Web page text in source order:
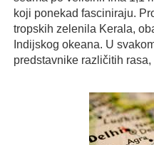
koji ponekad fasciniraju.
tropskih zelenila Kerala,
Indijskog okeana. U
predstavnike različitih